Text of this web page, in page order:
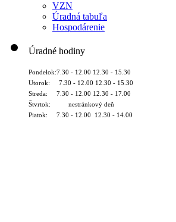
VZN
Úradná tabuľa
Hospodárenie
Úradné hodiny
Pondelok:7.30 - 12.00 12.30 - 15.30
Utorok: 7.30 - 12.00 12.30 - 15.30
Streda: 7.30 - 12.00 12.30 - 17.00
Štvrtok: nestránkový deň
Piatok: 7.30 - 12.00 12.30 - 14.00